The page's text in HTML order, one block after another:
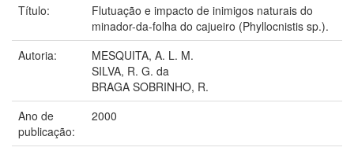
Título:
Flutuação e impacto de inimigos naturais do
minador-da-folha do cajueiro (Phyllocnistis sp.).
Autoria:
MESQUITA, A. L. M.
SILVA, R. G. da
BRAGA SOBRINHO, R.
Ano de
publicação:
2000